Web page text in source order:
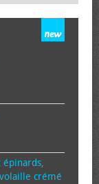
crémé